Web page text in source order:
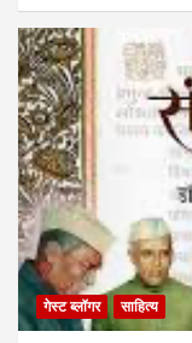
गेस्ट ब्लॉगर साहित्य